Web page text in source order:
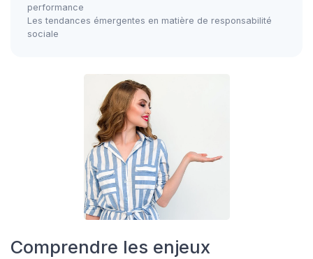
performance
Les tendances émergentes en matière de responsabilité
sociale
Comprendre les enjeux